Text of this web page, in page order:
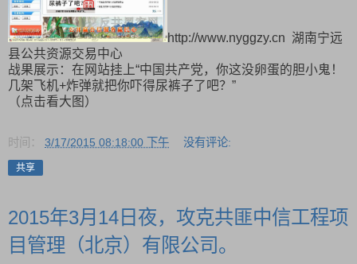
http://www.nyggzy.cn 湖南宁远
县公共资源交易中心
战果展示：在网站挂上“中国共产党，你这没卵蛋的胆小鬼！
几架飞机+炸弹就把你吓得尿裤子了吧？”
（点击看大图）
时间： 3/17/2015 08:18:00 下午 没有评论:
共享
2015年3月14日夜，攻克共匪中信工程项
目管理（北京）有限公司。